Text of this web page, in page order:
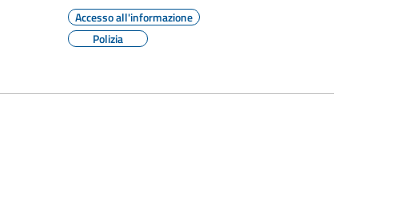
Accesso all'informazione
Polizia